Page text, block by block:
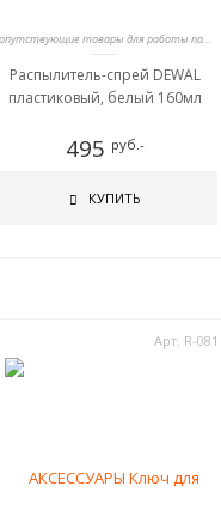
Сопутствующие товары для работы парикмахеров
Распылитель-спрей DEWAL
пластиковый, белый 160мл
495 руб.-
КУПИТЬ
Арт. R-081